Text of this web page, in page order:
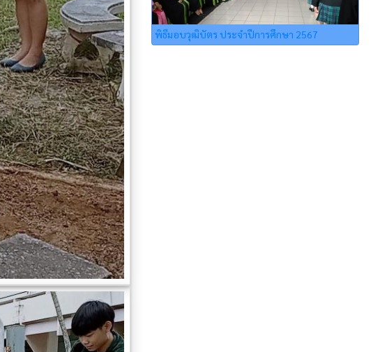
พิธีมอบวุฒิบัตร ประจำปีการศึกษา 2567